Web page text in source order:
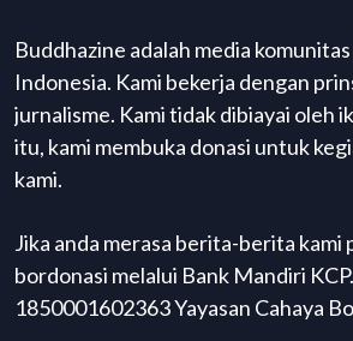
Buddhazine adalah media
Indonesia. Kami bekerja dengan
jurnalisme. Kami tidak dibiayai oleh
itu, kami membuka donasi untuk
kami.
Jika anda merasa berita-berita kami
bordonasi melalui Bank Mandiri
1850001602363 Yayasan Cahaya